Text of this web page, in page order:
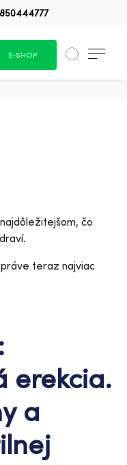
E-SHOP
čo
teraz najviac
erekcia.
a